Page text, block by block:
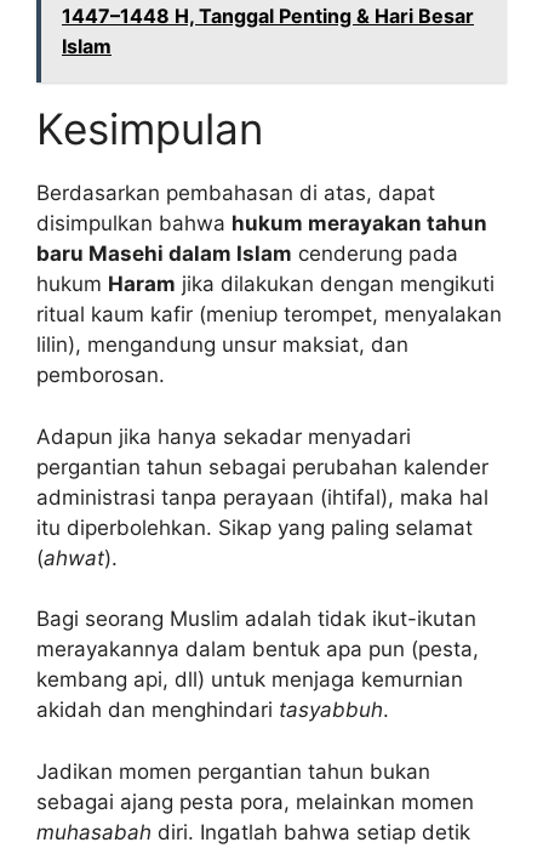
1447–1448 H, Tanggal Penting & Hari Besar
Islam
Kesimpulan
Berdasarkan pembahasan di atas, dapat
disimpulkan bahwa hukum merayakan tahun
baru Masehi dalam Islam cenderung pada
hukum Haram jika dilakukan dengan mengikuti
ritual kaum kafir (meniup terompet, menyalakan
lilin), mengandung unsur maksiat, dan
pemborosan.
Adapun jika hanya sekadar menyadari
pergantian tahun sebagai perubahan kalender
administrasi tanpa perayaan (ihtifal), maka hal
itu diperbolehkan. Sikap yang paling selamat
(ahwat).
Bagi seorang Muslim adalah tidak ikut-ikutan
merayakannya dalam bentuk apa pun (pesta,
kembang api, dll) untuk menjaga kemurnian
akidah dan menghindari tasyabbuh.
Jadikan momen pergantian tahun bukan
sebagai ajang pesta pora, melainkan momen
muhasabah diri. Ingatlah bahwa setiap detik